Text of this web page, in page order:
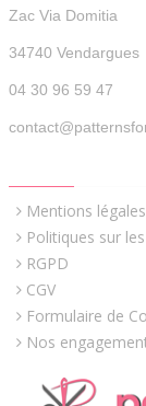
Zac Via Domitia
34740 Vendargues
04 30 96 59 47
Mentions légales
Politiques sur
RGPD
CGV
Formulaire de
Nos